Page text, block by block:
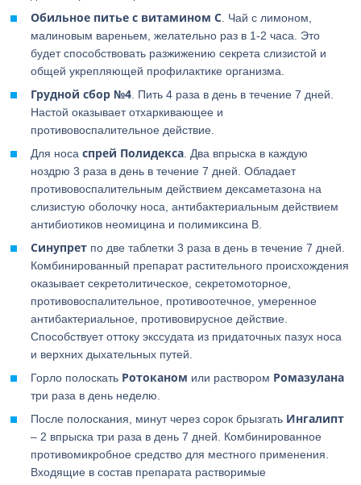
Обильное питье с витамином C . Чай с лимоном,
малиновым вареньем, желательно раз в 1-2 часа. Это
будет способствовать разжижению секрета слизистой и
общей укрепляющей профилактике организма.
Грудной сбор №4 . Пить 4 раза в день в течение 7 дней.
Настой оказывает отхаркивающее и
противовоспалительное действие.
Для носаспрей Полидекса . Два впрыска в каждую
ноздрю 3 раза в день в течение 7 дней. Обладает
противовоспалительным действием дексаметазона на
слизистую оболочку носа, антибактериальным действием
антибиотиков неомицина и полимиксина В.
Синупрет по две таблетки 3 раза в день в течение 7 дней.
Комбинированный препарат растительного происхождения
оказывает секретолитическое, секретомоторное,
противовоспалительное, противоотечное, умеренное
антибактериальное, противовирусное действие.
Способствует оттоку экссудата из придаточных пазух носа
и верхних дыхательных путей.
Горло полоскать Ротоканом или раствором Ромазулана
три раза в день неделю.
После полоскания, минут через сорок брызгать Ингалипт
– 2 впрыска три раза в день 7 дней. Комбинированное
противомикробное средство для местного применения.
Входящие в состав препарата растворимые